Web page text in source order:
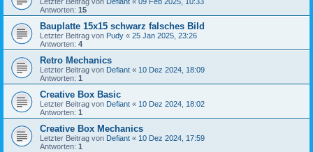
Antworten: 15
Bauplatte 15x15 schwarz falsches Bild
Letzter Beitrag von Pudy « 25 Jan 2025, 23:26
Antworten: 4
Retro Mechanics
Letzter Beitrag von Defiant « 10 Dez 2024, 18:09
Antworten: 1
Creative Box Basic
Letzter Beitrag von Defiant « 10 Dez 2024, 18:02
Antworten: 1
Creative Box Mechanics
Letzter Beitrag von Defiant « 10 Dez 2024, 17:59
Antworten: 1